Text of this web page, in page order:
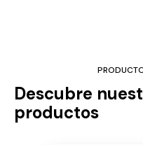
Descubre
productos